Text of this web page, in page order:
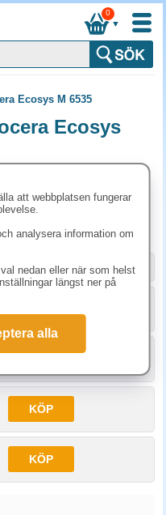
▼
0
Ecosys M 6535
Ecosys
Ecosys M 6535
Ecosys M
KÖP
KÖP
att webbplatsen fungerar
analysera information om
nedan eller när som helst
längst ner på
alla